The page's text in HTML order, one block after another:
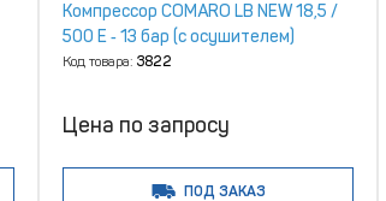
Компрессор COMARO LB NEW 18,5 /
500 E ‑ 13 бар (с осушителем)
Код товара: 3822
Цена по запросу
ПОД ЗАКАЗ